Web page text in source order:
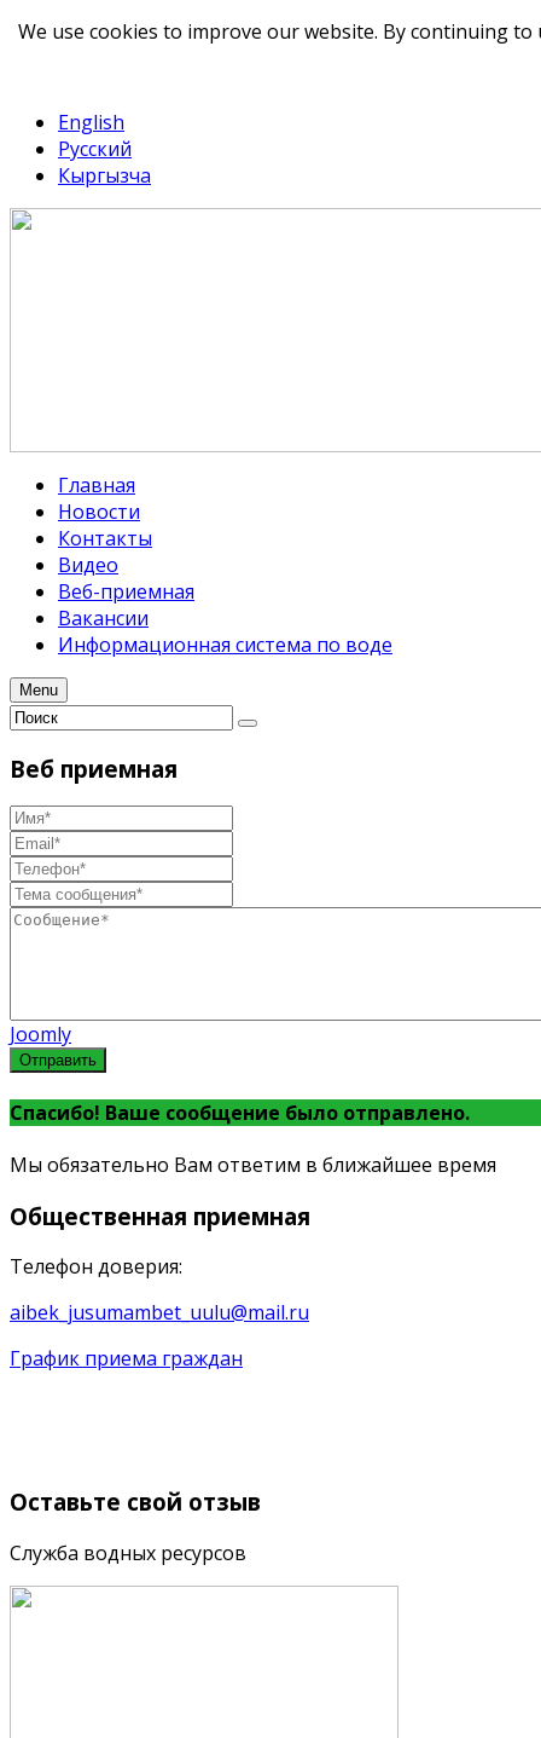
English
Русский
Кыргызча
Главная
Новости
Контакты
Видео
Веб-приемная
Вакансии
Информационная система по воде
Menu
Веб приемная
Joomly
Отправить
Спасибо! Ваше сообщение было отправлено.
Мы обязательно Вам ответим в ближайшее время
Общественная приемная
Телефон доверия:
aibek_jusumambet_uulu@mail.ru
График приема граждан
Оставьте свой отзыв
Служба водных ресурсов
We use cookies to improve our website. By continuing